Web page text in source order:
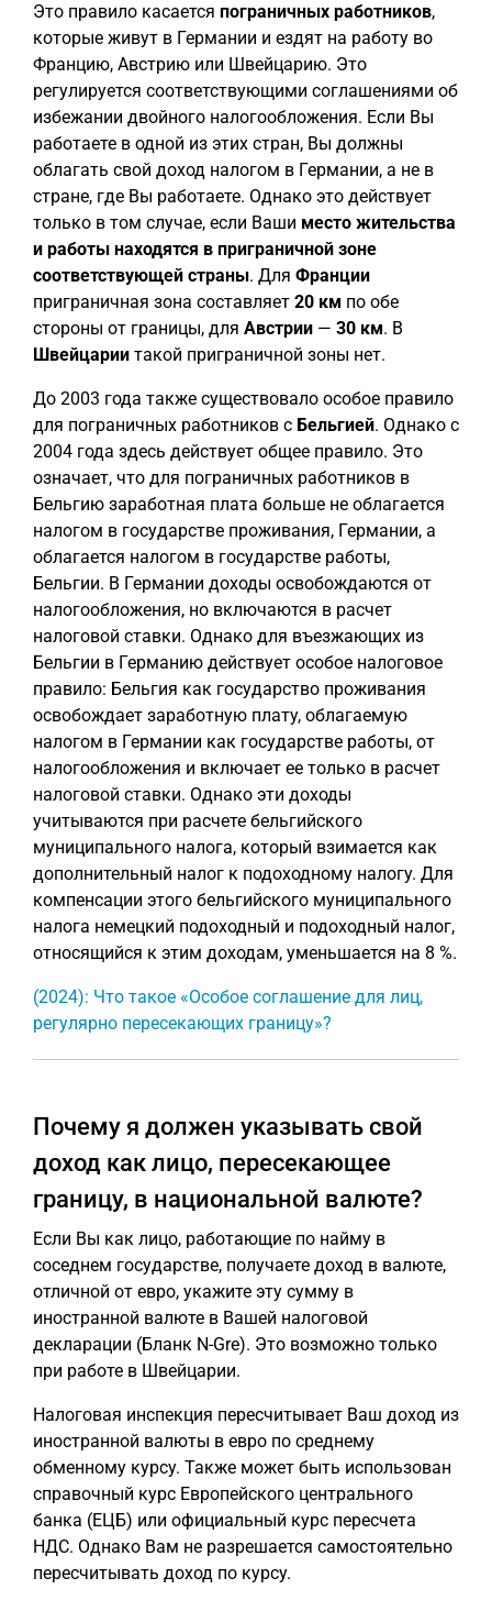
Это правило касается пограничных работников,
которые живут в Германии и ездят на работу во
Францию, Австрию или Швейцарию. Это
регулируется соответствующими соглашениями об
избежании двойного налогообложения. Если Вы
работаете в одной из этих стран, Вы должны
облагать свой доход налогом в Германии, а не в
стране, где Вы работаете. Однако это действует
только в том случае, если Ваши место жительства
и работы находятся в приграничной зоне
соответствующей страны. Для Франции
приграничная зона составляет 20 км по обе
стороны от границы, для Австрии — 30 км. В
Швейцарии такой приграничной зоны нет.
До 2003 года также существовало особое правило
для пограничных работников с Бельгией. Однако с
2004 года здесь действует общее правило. Это
означает, что для пограничных работников в
Бельгию заработная плата больше не облагается
налогом в государстве проживания, Германии, а
облагается налогом в государстве работы,
Бельгии. В Германии доходы освобождаются от
налогообложения, но включаются в расчет
налоговой ставки. Однако для въезжающих из
Бельгии в Германию действует особое налоговое
правило: Бельгия как государство проживания
освобождает заработную плату, облагаемую
налогом в Германии как государстве работы, от
налогообложения и включает ее только в расчет
налоговой ставки. Однако эти доходы
учитываются при расчете бельгийского
муниципального налога, который взимается как
дополнительный налог к подоходному налогу. Для
компенсации этого бельгийского муниципального
налога немецкий подоходный и подоходный налог,
относящийся к этим доходам, уменьшается на 8 %.
(2024): Что такое «Особое соглашение для лиц,
регулярно пересекающих границу»?
Почему я должен указывать свой
доход как лицо, пересекающее
границу, в национальной валюте?
Если Вы как лицо, работающие по найму в
соседнем государстве, получаете доход в валюте,
отличной от евро, укажите эту сумму в
иностранной валюте в Вашей налоговой
декларации (Бланк N-Gre). Это возможно только
при работе в Швейцарии.
Налоговая инспекция пересчитывает Ваш доход из
иностранной валюты в евро по среднему
обменному курсу. Также может быть использован
справочный курс Европейского центрального
банка (ЕЦБ) или официальный курс пересчета
НДС. Однако Вам не разрешается самостоятельно
пересчитывать доход по курсу.